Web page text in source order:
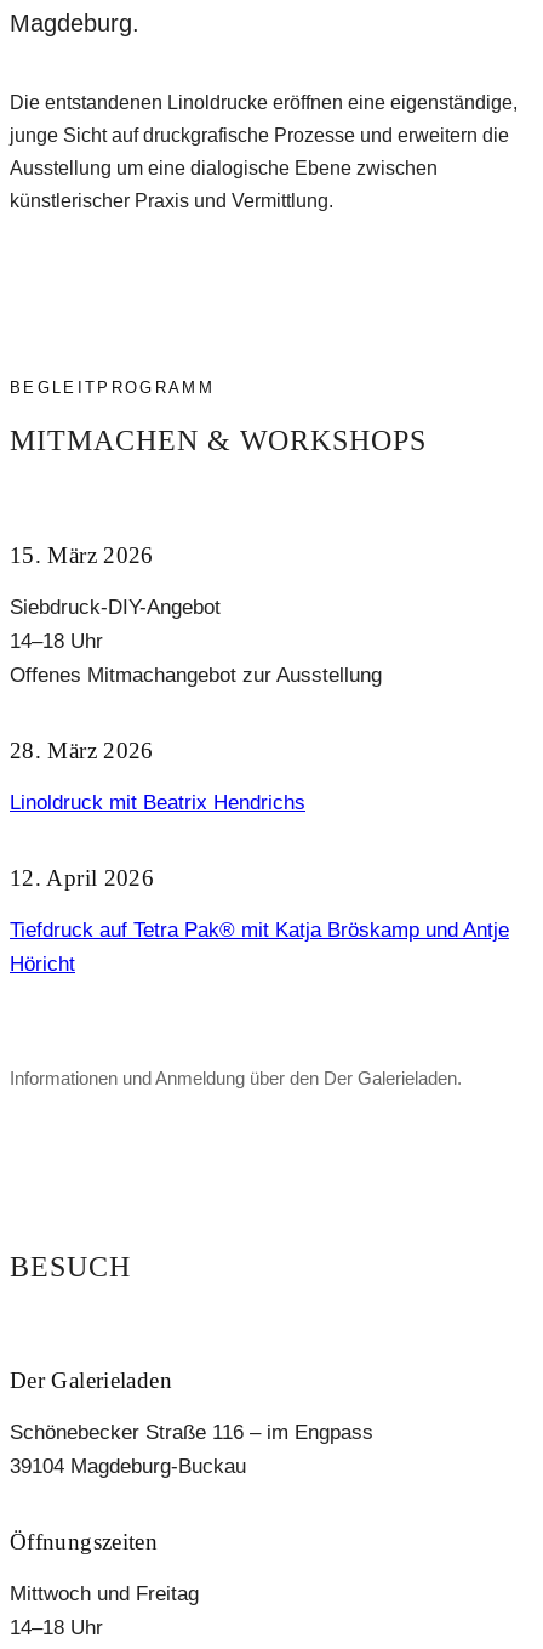
Magdeburg.
Die entstandenen Linoldrucke eröffnen eine eigenständige,
junge Sicht auf druckgrafische Prozesse und erweitern die
Ausstellung um eine dialogische Ebene zwischen
künstlerischer Praxis und Vermittlung.
BEGLEITPROGRAMM
MITMACHEN & WORKSHOPS
15. März 2026
Siebdruck-DIY-Angebot
14–18 Uhr
Offenes Mitmachangebot zur Ausstellung
28. März 2026
Linoldruck mit Beatrix Hendrichs
12. April 2026
Tiefdruck auf Tetra Pak® mit Katja Bröskamp und Antje
Höricht
Informationen und Anmeldung über den Der Galerieladen.
BESUCH
Der Galerieladen
Schönebecker Straße 116 – im Engpass
39104 Magdeburg-Buckau
Öffnungszeiten
Mittwoch und Freitag
14–18 Uhr